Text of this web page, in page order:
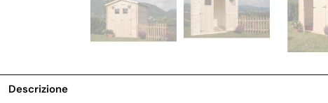
Descrizione